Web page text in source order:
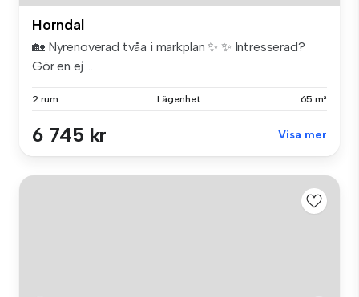
Horndal
🏡 Nyrenoverad tvåa i markplan ✨ ✨ Intresserad?
Gör en ej ...
2 rum Lägenhet 65 m²
6 745 kr Visa mer